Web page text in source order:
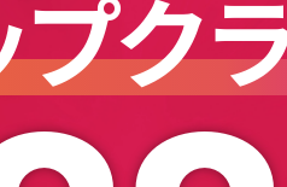
ク